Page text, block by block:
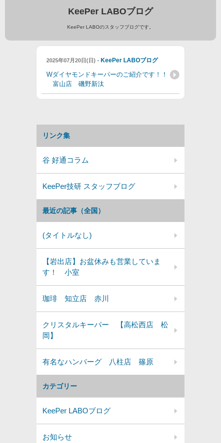
KeePer LABOブログ
KeePer LABOのスタッフブログです。
2025年07月20日(日) - KeePer LABOブログ
Wダイヤモンドキーパーのご紹介です！！
富山店 磯野新汰
カテゴリー
KeePer LABOブログ
お知らせ
最近の記事（全国）
(タイトルなし)
【岩出店】お盆休みも営業していま
す！ 小室
珈琲 知立店 赤川
クリスタルキーパー 【高松西店 松
岡】
有名なハンバーグ 八柱店 篠原
リンク集
谷 好通コラム
KeePer技研 スタッフブログ